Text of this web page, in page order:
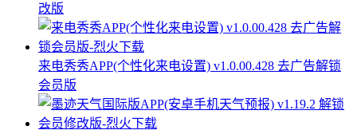
改版
来电秀秀APP(个性化来电设置) v1.0.00.428 去广告解锁
会员版